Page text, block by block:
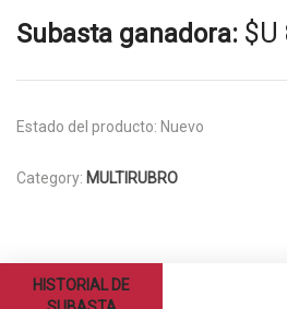
Subasta ganadora: $U
Estado del producto: Nuevo
Category: MULTIRUBRO
HISTORIAL DE